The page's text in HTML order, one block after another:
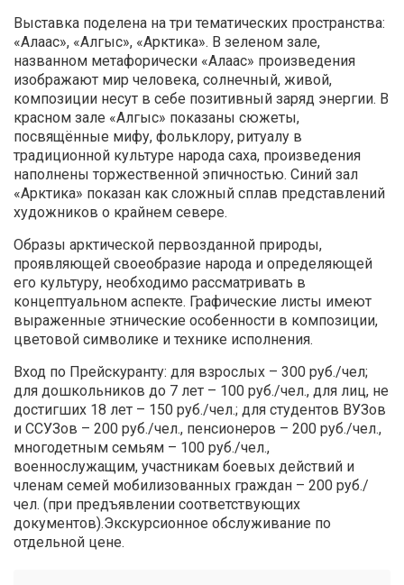
Выставка поделена на три тематических пространства:
«Алаас», «Алгыс», «Арктика». В зеленом зале,
названном метафорически «Алаас» произведения
изображают мир человека, солнечный, живой,
композиции несут в себе позитивный заряд энергии. В
красном зале «Алгыс» показаны сюжеты,
посвящённые мифу, фольклору, ритуалу в
традиционной культуре народа саха, произведения
наполнены торжественной эпичностью. Синий зал
«Арктика» показан как сложный сплав представлений
художников о крайнем севере.
Образы арктической первозданной природы,
проявляющей своеобразие народа и определяющей
его культуру, необходимо рассматривать в
концептуальном аспекте. Графические листы имеют
выраженные этнические особенности в композиции,
цветовой символике и технике исполнения.
Вход по Прейскуранту: для взрослых – 300 руб./чел;
для дошкольников до 7 лет – 100 руб./чел., для лиц, не
достигших 18 лет – 150 руб./чел.; для студентов ВУЗов
и ССУЗов – 200 руб./чел., пенсионеров – 200 руб./чел.,
многодетным семьям – 100 руб./чел.,
военнослужащим, участникам боевых действий и
членам семей мобилизованных граждан – 200 руб./
чел. (при предъявлении соответствующих
документов).Экскурсионное обслуживание по
отдельной цене.